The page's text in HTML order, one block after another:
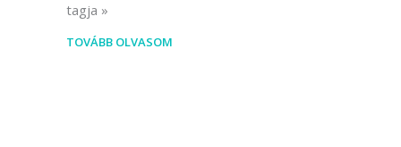
tagja
TOVÁBB OLVASOM